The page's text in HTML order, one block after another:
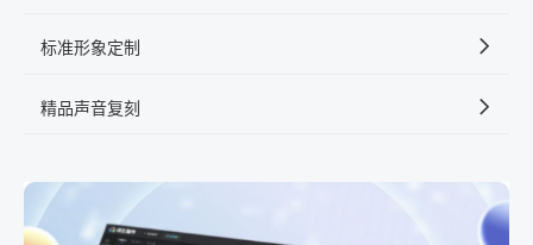
标准形象定制
精品声音复刻